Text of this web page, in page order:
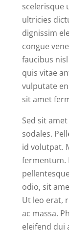
scelerisque
ultricies
dignissim
congue
faucibus
quis vitae
vulputate
sit amet
Sed sit
sodales.
id volutpat.
fermentum.
odio, sit
Ut leo erat,
ac massa.
eleifend dui